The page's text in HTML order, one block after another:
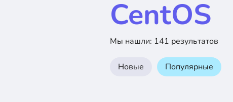
CentOS
Мы нашли: 141 результатов
Новые Популярные